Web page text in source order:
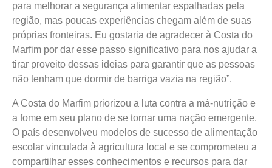
para melhorar a segurança alimentar espalhadas pela
região, mas poucas experiências chegam além de suas
próprias fronteiras. Eu gostaria de agradecer à Costa do
Marfim por dar esse passo significativo para nos ajudar a
tirar proveito dessas ideias para garantir que as pessoas
não tenham que dormir de barriga vazia na região”.
A Costa do Marfim priorizou a luta contra a má-nutrição e
a fome em seu plano de se tornar uma nação emergente.
O país desenvolveu modelos de sucesso de alimentação
escolar vinculada à agricultura local e se comprometeu a
compartilhar esses conhecimentos e recursos para dar